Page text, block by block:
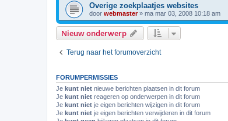
Overige zoekplaatjes websites
door webmaster» ma mar 03, 2008 10:18 am
Nieuw onderwerp
Terug naar het forumoverzicht
FORUMPERMISSIES
Je kunt niet nieuwe berichten plaatsen in dit forum
Je kunt niet reageren op onderwerpen in dit forum
Je kunt niet je eigen berichten wijzigen in dit forum
Je kunt niet je eigen berichten verwijderen in dit forum